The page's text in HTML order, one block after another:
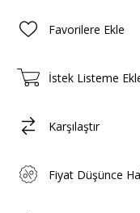
Favorilere Ekle
İstek Listeme
Karşılaştır
Fiyat Düşünce